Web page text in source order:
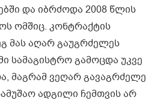
და იბრძოდა 2008 წლის
ომშიც. კონტრაქტის
მას აღარ გაუგრძელეს
სამაგისტრო გამოცდა უკვე
მაგრამ ვეღარ გავაგრძელე
ადგილი ჩემთვის არ